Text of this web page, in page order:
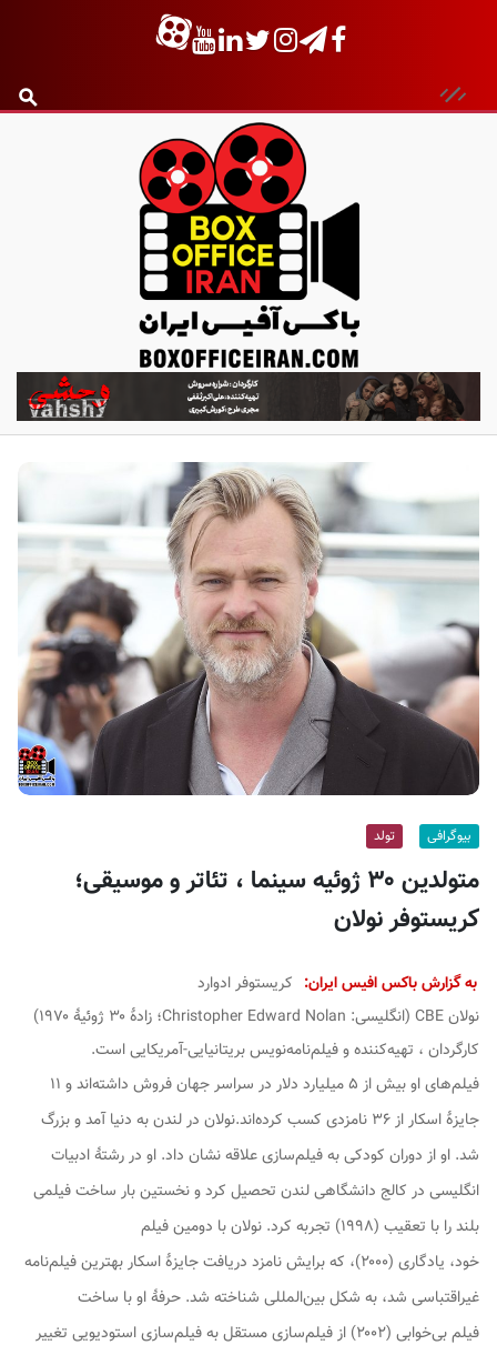
ب
ا
ک
س
آ
ف
ی
س
ا
ر
ا
ن
بیوگرافی تولد
متولدین ۳۰ ژوئیه سینما ، تئاتر و موسیقی؛
کریستوفر نولان
به گزارش باکس افیس ایران: کریستوفر ادوارد
نولانCBE (انگلیسی: Christopher Edward Nolan
؛ زادهٔ ۳۰ ژوئیهٔ ۱۹۷۰)
کارگردان ، تهیه‌کننده و فیلم‌نامه‌نویس بریتانیایی-آمریکایی است.
فیلم‌های او بیش از ۵ میلیارد دلار در سراسر جهان فروش داشته‌اند و ۱۱
جایزهٔ اسکار از ۳۶ نامزدی کسب کرده‌اند.نولان در لندن به دنیا آمد و بزرگ
شد. او از دوران کودکی به فیلم‌سازی علاقه نشان داد. او در رشتهٔ ادبیات
انگلیسی در کالج دانشگاهی لندن تحصیل کرد و نخستین بار ساخت فیلمی
بلند را با تعقیب
(۱۹۹۸) تجربه کرد. نولان با دومین فیلم
خود، یادگاری
(۲۰۰۰)، که برایش نامزد دریافت جایزهٔ اسکار بهترین فیلم‌نامه
غیراقتباسی شد، به شکل بین‌المللی شناخته شد. حرفهٔ او با ساخت
فیلمبی‌خوابی
(۲۰۰۲) از فیلم‌سازی مستقل به فیلم‌سازی استودیویی تغییر